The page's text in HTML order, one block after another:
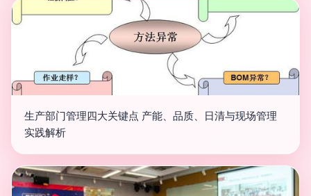
生产部门管理四大关键点 产能、品质、日清与现场管理
实践解析